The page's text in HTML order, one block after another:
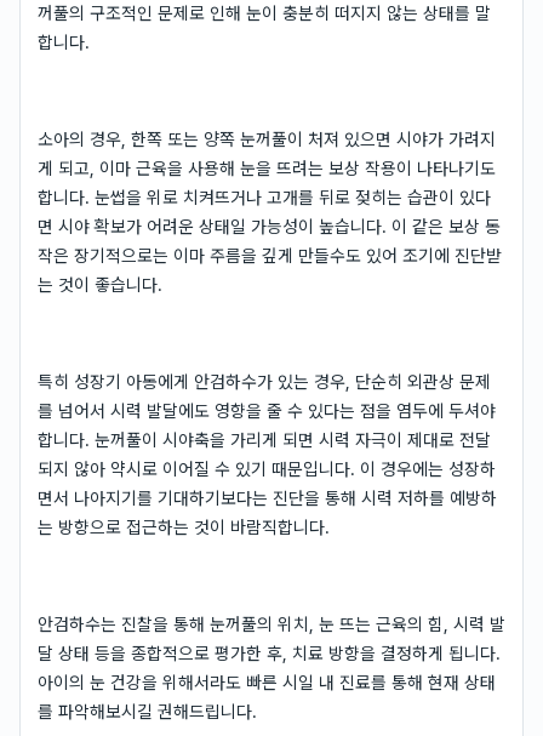
꺼풀의 구조적인 문제로 인해 눈이 충분히 떠지지 않는 상태를 말
합니다.
소아의 경우, 한쪽 또는 양쪽 눈꺼풀이 처져 있으면 시야가 가려지
게 되고, 이마 근육을 사용해 눈을 뜨려는 보상 작용이 나타나기도
합니다. 눈썹을 위로 치켜뜨거나 고개를 뒤로 젖히는 습관이 있다
면 시야 확보가 어려운 상태일 가능성이 높습니다. 이 같은 보상 동
작은 장기적으로는 이마 주름을 깊게 만들수도 있어 조기에 진단받
는 것이 좋습니다.
특히 성장기 아동에게 안검하수가 있는 경우, 단순히 외관상 문제
를 넘어서 시력 발달에도 영향을 줄 수 있다는 점을 염두에 두셔야
합니다. 눈꺼풀이 시야축을 가리게 되면 시력 자극이 제대로 전달
되지 않아 약시로 이어질 수 있기 때문입니다. 이 경우에는 성장하
면서 나아지기를 기대하기보다는 진단을 통해 시력 저하를 예방하
는 방향으로 접근하는 것이 바람직합니다.
안검하수는 진찰을 통해 눈꺼풀의 위치, 눈 뜨는 근육의 힘, 시력 발
달 상태 등을 종합적으로 평가한 후, 치료 방향을 결정하게 됩니다.
아이의 눈 건강을 위해서라도 빠른 시일 내 진료를 통해 현재 상태
를 파악해보시길 권해드립니다.